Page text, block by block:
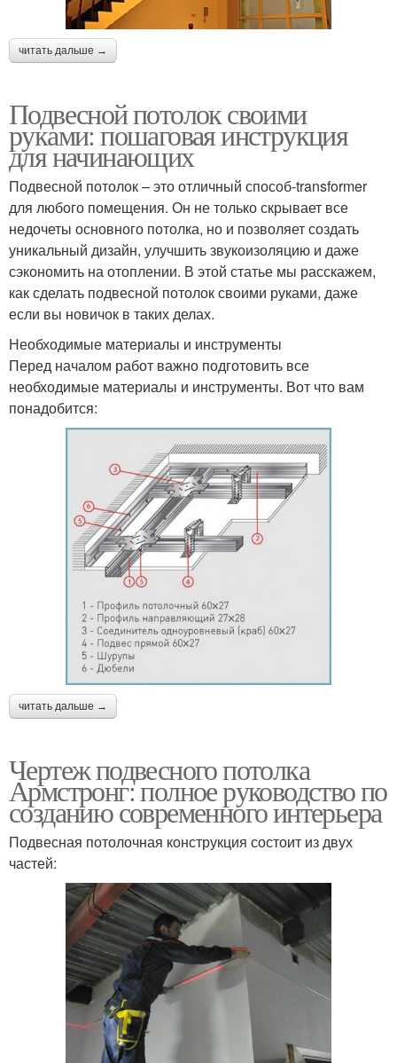
читать дальше →
Подвесной потолок своими
руками: пошаговая инструкция
для начинающих
Подвесной потолок – это отличный способ-transformer
для любого помещения. Он не только скрывает все
недочеты основного потолка, но и позволяет создать
уникальный дизайн, улучшить звукоизоляцию и даже
сэкономить на отоплении. В этой статье мы расскажем,
как сделать подвесной потолок своими руками, даже
если вы новичок в таких делах.
Необходимые материалы и инструменты
Перед началом работ важно подготовить все
необходимые материалы и инструменты. Вот что вам
понадобится:
читать дальше →
Чертеж подвесного потолка
Армстронг: полное руководство по
созданию современного интерьера
Подвесная потолочная конструкция состоит из двух
частей: